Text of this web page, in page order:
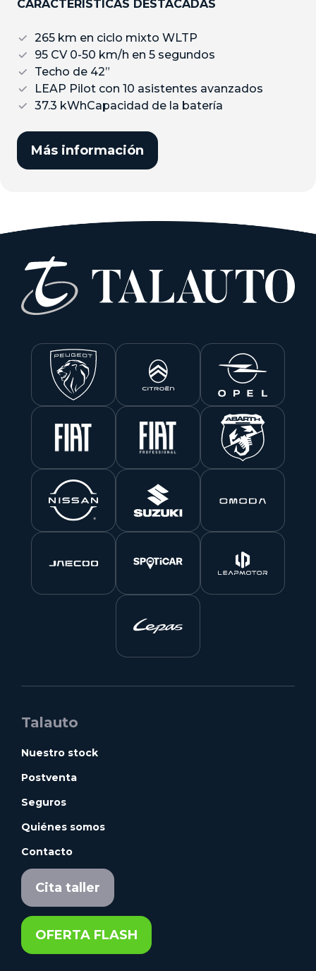
CARACTERÍSTICAS DESTACADAS
265 km en ciclo mixto WLTP
95 CV 0-50 km/h en 5 segundos
Techo de 42”
LEAP Pilot con 10 asistentes avanzados
37.3 kWhCapacidad de la batería
Más información
Talauto
Nuestro stock
Postventa
Seguros
Quiénes somos
Contacto
Cita taller
OFERTA FLASH